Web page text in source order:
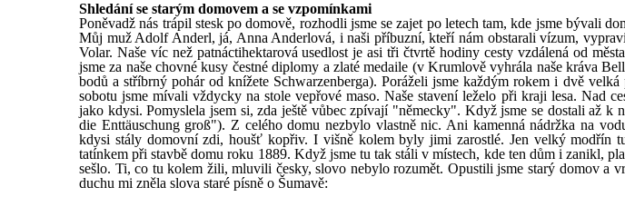
Shledání se starým domovem a se vzpomínkami
Poněvadž nás trápil stesk po domově, rozhodli jsme se zajet po letech tam, kde jsme bývali
Můj muž Adolf Anderl, já, Anna Anderlová, i naši příbuzní, kteří nám obstarali vízum,
Volar. Naše víc než patnáctihektarová usedlost je asi tři čtvrtě hodiny cesty vzdálená od
jsme za naše chovné kusy čestné diplomy a zlaté medaile (v Krumlově vyhrála naše kráva
bodů a stříbrný pohár od knížete Schwarzenberga). Poráželi jsme každým rokem i dvě
sobotu jsme mívali vždycky na stole vepřové maso. Naše stavení leželo při kraji lesa. Nad
jako kdysi. Pomyslela jsem si, zda ještě vůbec zpívají "německy". Když jsme se dostali až k
die Enttäuschung groß"). Z celého domu nezbylo vlastně nic. Ani kamenná nádržka na
kdysi stály domovní zdi, houšť kopřiv. I višně kolem byly jimi zarostlé. Jen velký modřín
tatínkem při stavbě domu roku 1889. Když jsme tu tak stáli v místech, kde ten dům i zanikl,
sešlo. Ti, co tu kolem žili, mluvili česky, slovo nebylo rozumět. Opustili jsme starý domov a
duchu mi zněla slova staré písně o Šumavě: